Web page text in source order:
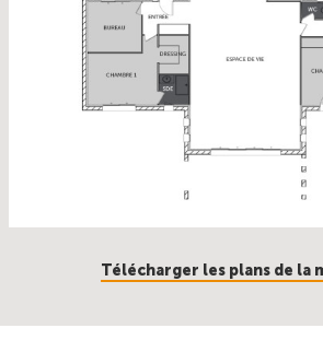
Télécharger les plans de la